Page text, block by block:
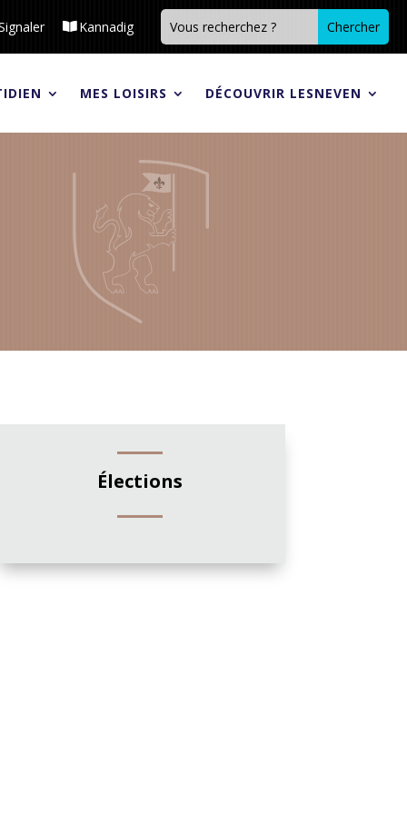
Kannadig
MES LOISIRS DÉCOUVRIR LESNEVEN
Élections